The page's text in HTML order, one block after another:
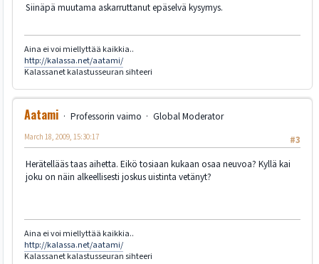
Siinäpä muutama askarruttanut epäselvä kysymys.
Aina ei voi miellyttää kaikkia..
http://kalassa.net/aatami/
Kalassanet kalastusseuran sihteeri
Aatami Professorin vaimo
Global Moderator
#3
March 18, 2009, 15:30:17
Herätellääs taas aihetta. Eikö tosiaan kukaan osaa neuvoa? Kyllä kai
joku on näin alkeellisesti joskus uistinta vetänyt?
Aina ei voi miellyttää kaikkia..
http://kalassa.net/aatami/
Kalassanet kalastusseuran sihteeri